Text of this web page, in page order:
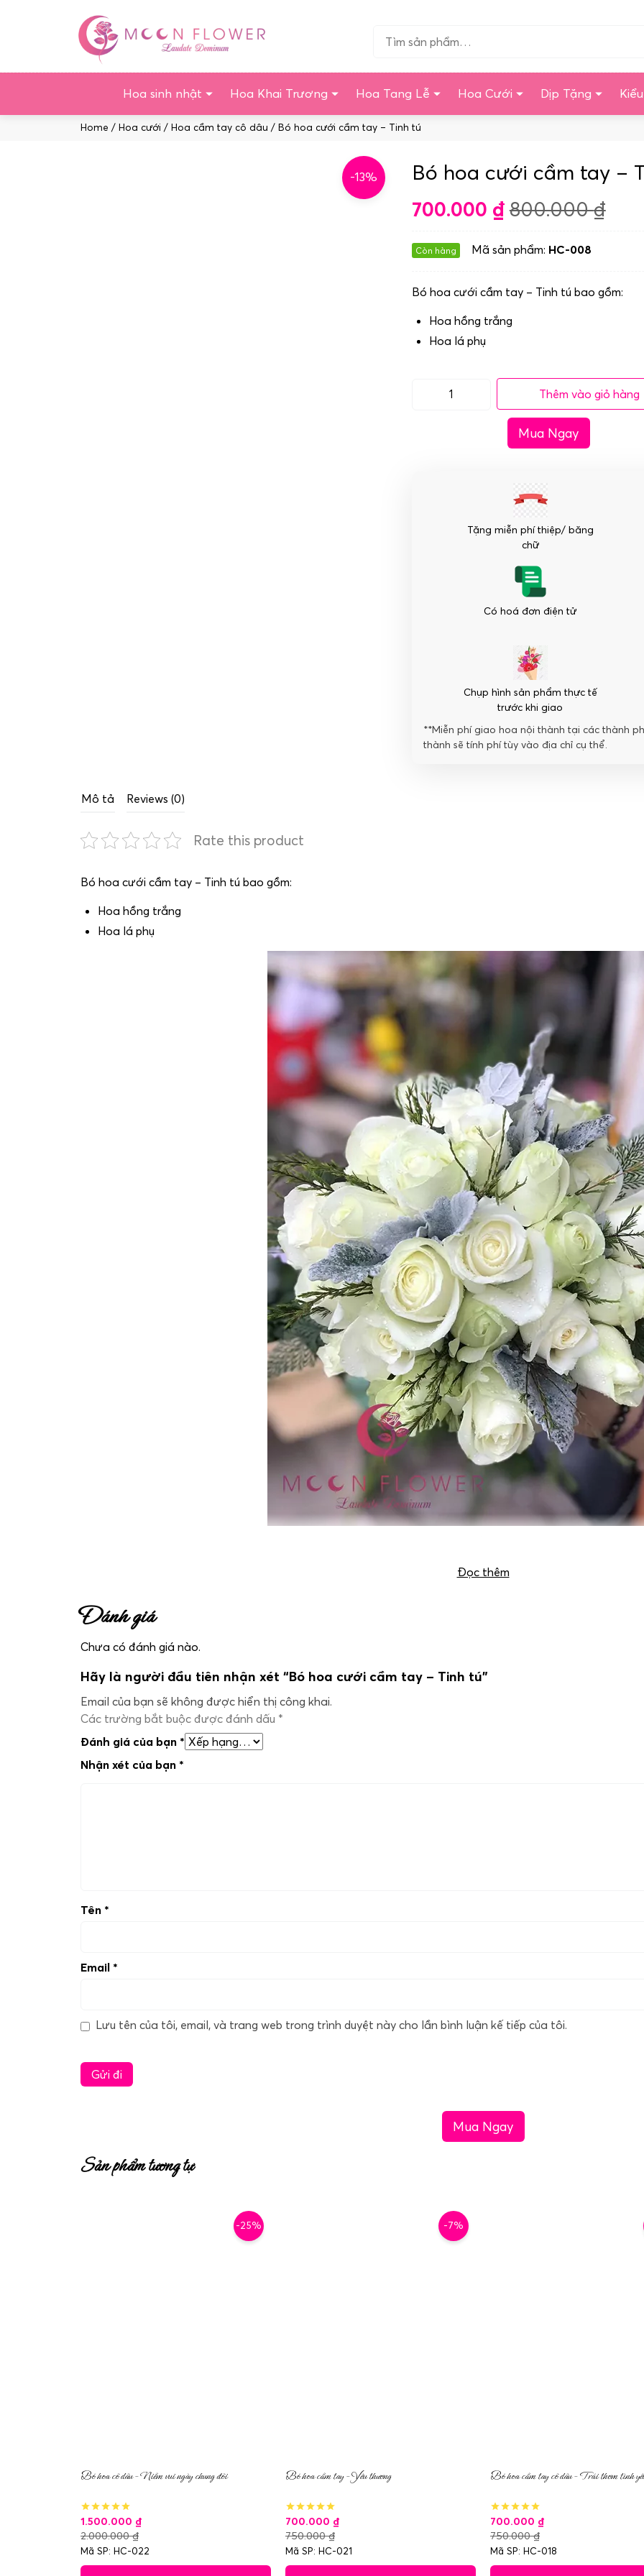
Tìm…
Hoa sinh nhật Hoa Khai Trương Hoa Tang Lễ Hoa Cưới Dịp Tặng
Home / Hoa cưới / Hoa cầm tay cô dâu / Bó hoa cưới cầm tay – Tinh tú
-13% Bó hoa cưới cầm tay –
700.000 ₫ 800.000₫
Còn hàng Mã sản phẩm: HC-008
Bó hoa cưới cầm tay – Tinh tú bao gồm:
Hoa hồng trắng
Hoa lá phụ
Bó
Thêm vào giỏ hàng
Mua Ngay
Tặng miễn phí thiệp/ băng
chữ
Có hoá đơn điện tử
Chụp hình sản phẩm thực tế
trước khi giao
**Miễn phí giao hoa nội thành tại các thành
thành sẽ tính phí tùy vào địa chỉ cụ thể.
Mô tả Reviews (0)
Rate this product
Bó hoa cưới cầm tay – Tinh tú bao gồm:
Hoa hồng trắng
Hoa lá phụ
Đọc thêm
Đánh giá
Chưa có đánh giá nào.
Hãy là người đầu tiên nhận xét “Bó hoa cưới cầm tay – Tinh tú”
Email của bạn sẽ không được hiển thị công khai.
Các trường bắt buộc được đánh dấu *
Đánh giá của bạn *
Nhận xét của bạn *
Tên *
Email *
Lưu tên của tôi, email, và trang web trong trình duyệt này cho lần bình luận kế tiếp của tôi.
Mua Ngay
Sản phẩm tương tự
-25%
Bó hoa cô dâu – Niềm vui ngày chung đôi
1.500.000 ₫
2.000.000₫
Mã SP: HC-022
-7%
Bó hoa cầm tay – Yêu thương
700.000 ₫
750.000₫
Mã SP: HC-021
Bó hoa cầm tay cô dâu – Trái thơm tình
700.000 ₫
750.000₫
Mã SP: HC-018